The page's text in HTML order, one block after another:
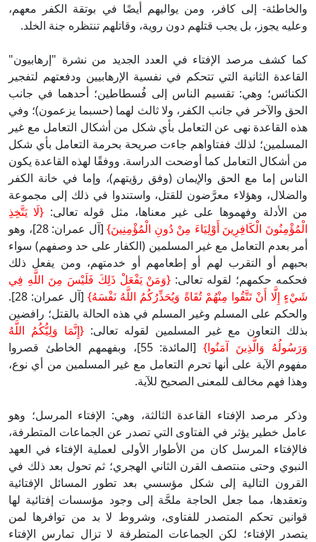
والخاطئة- إلى كافر، ومن يواليهم أيضًا في بوتقة الكفر معهم،
وعليه يجوز، بل يجب قتلهم دون روية، وقاتلهم تنتظره جنة الخلد.
كما كشف مرصد الإفتاء في العدد الجديد من نشرة "إرهابيون"
القاعدة الثانية التي تتحكم في نفسية الإرهابيين ودفعتهم لتفجير
الكنائس؛ وهي: تقسيم الناس إلى فُسطاطين؛ أحدهما في جانب
الحق والآخر في جانب الكفر، ولا ثالث لهما (حسبما يزعمون)؛ وفي
هذه القاعدة نهى عن التعامل بأي شكل من أشكال التعامل مع غير
المسلمين؛ لذلك ففتاواهم جاءت صريحة بحرمة التعامل بأي شكل
من أشكال التعامل كما أوضحت الدراسة. ووفقًا لهذه القاعدة يكون
الناس إما مع الحق والإيمان (وفق رؤيتهم)، وإما في خانة الكفر
والضلال، وهؤلاء معرَّضون للقتل، واستندوا في ذلك إلى مجموعة
من الأدلة وفهموها على غير معناها، مثل قوله تعالى: {لَا يَتَّخِذِ
الْمُؤْمِنُونَ الْكَافِرِينَ أَوْلِيَاءَ مِنْ دُونِ الْمُؤْمِنِينَ}
[آل عمران: 28]، وهو
أمر بعدم التعامل مع غير المسلمين (الكفار على حد وصفهم) سواء
بحبهم أو التقرب لهم أو إطعامهم أو خدمتهم، ومن يفعل ذلك
فحكمه حكمهم؛ لقوله تعالى: {وَمَنْ يَفْعَلْ ذَلِكَ فَلَيْسَ مِنَ اللَّهِ فِي
شَيْءٍ إِلَّا أَنْ تَتَّقُوا مِنْهُمْ تُقَاةً وَيُحَذِّرُكُمُ اللَّهُ نَفْسَهُ}
[آل عمران: 28].
والحكم على المسلم وغير المسلم في هذه الحالة بالقتل؛ رافضين
بذلك التعاون مع غير المسلمين لقوله تعالى: {إِنَّمَا وَلِيُّكُمُ اللَّهُ
وَرَسُولُهُ وَالَّذِينَ آمَنُوا}
[المائدة: 55]، وبفهمهم الخاطئ قصروا
مفهوم الآية على أنها تحرم التعامل مع غير المسلمين من أي نوع،
وهذا فهم مخالف للمعنى الصحيح للآية.
وذكر مرصد الإفتاء القاعدة الثالثة، وهي: الإفتاء المرسل؛ وهو
عامل خطير يؤثر في الفتاوى التي تصدر عن الجماعات المتطرفة،
فالإفتاء المرسل كان من الأطوار الأولى لعملية الإفتاء في العهد
النبوي وحتى منتصف القرن الثاني الهجري؛ ثم تحول بعد ذلك في
القرون التالية إلى شكل مؤسسي بعد تطور المسائل الإفتائية
وتعقدها، مما جعل الحاجة ملحَّة إلى وجود مؤسسات إفتائية لها
قوانين تحكم المتصدر للفتاوى، وشروط لا بد من توافرها لمن
يتصدر الإفتاء؛ لكن الجماعات المتطرفة لا تزال تمارس الإفتاء